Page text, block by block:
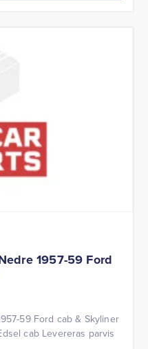
1957-59 Ford
59 Ford cab & Skyliner
cab Levereras parvis